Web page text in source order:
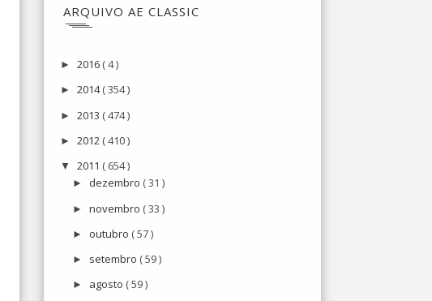
ARQUIVO AE CLASSIC
► 2016 ( 4 )
► 2014( 354 )
► 2013 ( 474 )
► 2012 ( 410 )
▼ 2011 ( 654 )
► dezembro ( 31 )
►novembro ( 33 )
► outubro ( 57 )
► setembro ( 59 )
► agosto ( 59 )